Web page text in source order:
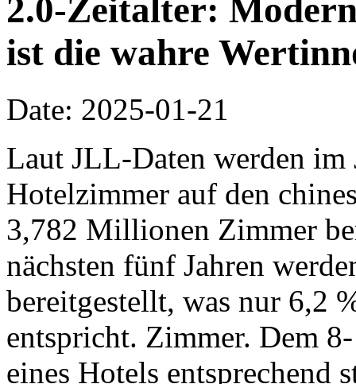
2.0-Zeitalter:
ist die wahre
Date: 2025-01-21
Laut JLL-Daten werden im
Hotelzimmer auf den
3,782 Millionen Zimmer
nächsten fünf Jahren
bereitgestellt, was nur 6,2
entspricht. Zimmer. Dem
eines Hotels entsprechend